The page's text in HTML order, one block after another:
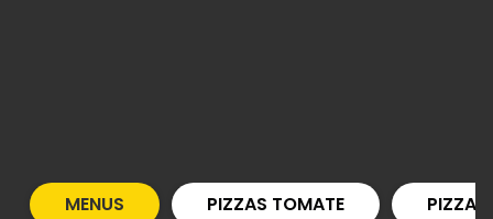
MENUS PIZZAS TOMATE PIZZAS